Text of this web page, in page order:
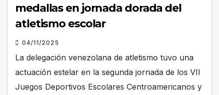
medallas en jornada dorada del
atletismo escolar
04/11/2025
La delegación venezolana de atletismo tuvo una
actuación estelar en la segunda jornada de los VII
Juegos Deportivos Escolares Centroamericanos y